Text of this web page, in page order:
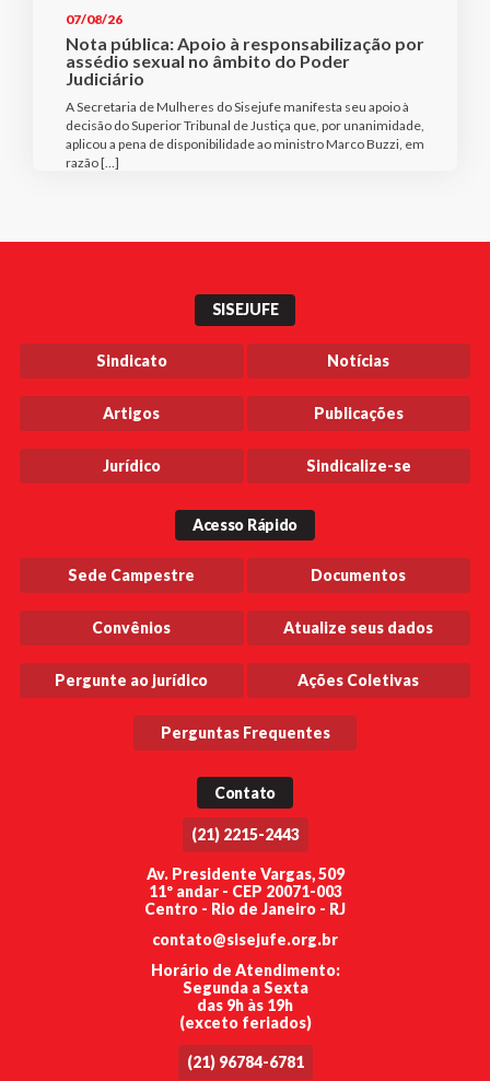
07/08/26
Nota pública: Apoio à responsabilização por
assédio sexual no âmbito do Poder
Judiciário
A Secretaria de Mulheres do Sisejufe manifesta seu apoio à
decisão do Superior Tribunal de Justiça que, por unanimidade,
aplicou a pena de disponibilidade ao ministro Marco Buzzi, em
razão […]
SISEJUFE
Sindicato Notícias
Artigos Publicações
Jurídico Sindicalize-se
Acesso Rápido
Sede Campestre Documentos
Convênios Atualize seus dados
Pergunte ao jurídico Ações Coletivas
Perguntas Frequentes
Contato
(21) 2215-2443
Av. Presidente Vargas, 509
11º andar - CEP 20071-003
Centro - Rio de Janeiro - RJ
contato@sisejufe.org.br
Horário de Atendimento:
Segunda a Sexta
das 9h às 19h
(exceto feriados)
(21) 96784-6781